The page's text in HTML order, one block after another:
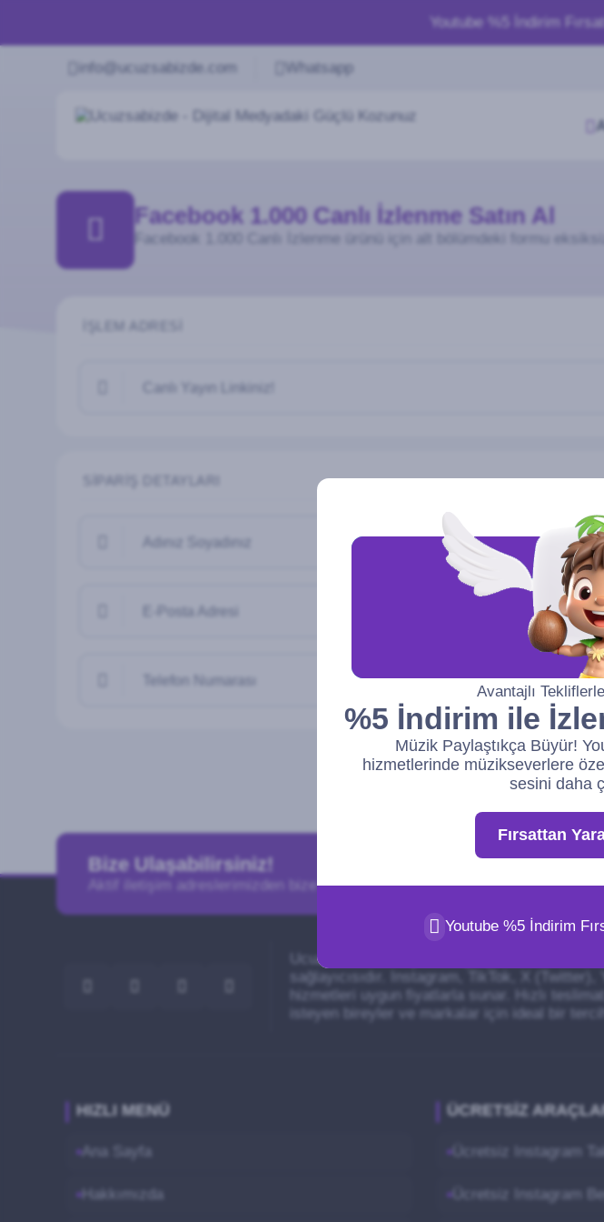
Avantajlı
%5 İndirim ile
Müzik Paylaştıkça Büyür!
hizmetlerinde müzikseverlere
sesini daha
Fırsattan
Youtube %5 İndirim
Youtube %5 İndirim
info@ucuzsabizde.com Whatsapp
Facebook 1.000 Canlı İzlenme Satın Al
Facebook 1.000 Canlı İzlenme ürünü için alt bölümdeki formu
Canlı Yayın Linkiniz!
Adınız Soyadınız
E-Posta Adresi
Telefon Numarası
Bize Ulaşabilirsiniz!
Aktif iletişim adreslerimizden bize ulaşabilirsiniz.
Ucuzsabizde, sosyal medya platformlarında
sağlayıcısıdır. Instagram, TikTok, X
hizmetleri uygun fiyatlarla sunar. Hızlı
isteyen bireyler ve markalar için ideal bir
HIZLI MENÜ
Ana Sayfa
Hakkımızda
ÜCRETSIZ
Ücretsiz Instagram
Ücretsiz Instagram